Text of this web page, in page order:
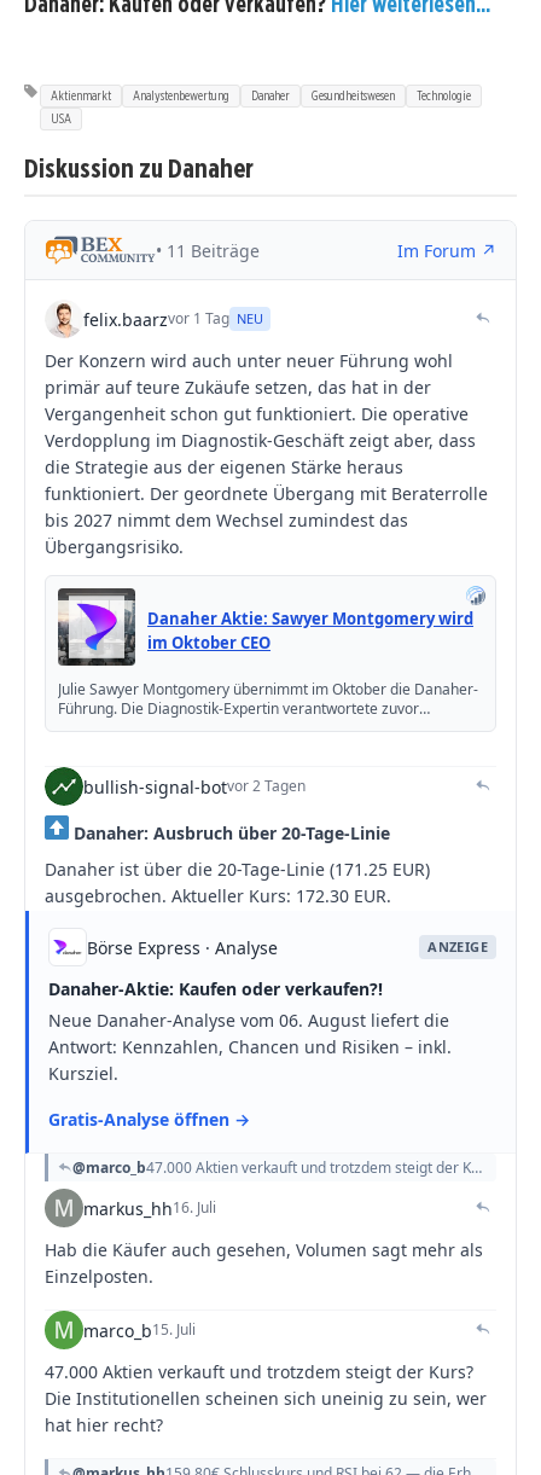
Aktienmarkt Analystenbewertung Danaher Gesundheitswesen
Technologie
USA
Diskussion zu Danaher